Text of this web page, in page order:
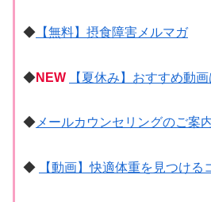
◆ 【無料】摂食障害メルマガ
◆NEW 【夏休み】おすすめ動
◆ メールカウンセリングのご案
◆ 【動画】快適体重を見つける